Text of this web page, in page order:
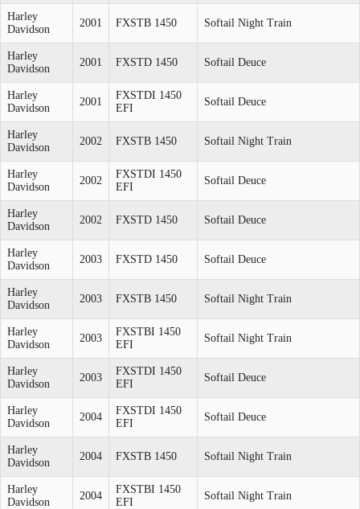
Harley
Davidson
2001 FXSTB 1450 Softail Night Train
Harley
Davidson
2001 FXSTD 1450 Softail Deuce
Harley
Davidson
2001
FXSTDI 1450
EFI
Softail Deuce
Harley
Davidson
2002 FXSTB 1450 Softail Night Train
Harley
Davidson
2002
FXSTDI 1450
EFI
Softail Deuce
Harley
Davidson
2002 FXSTD 1450 Softail Deuce
Harley
Davidson
2003 FXSTD 1450 Softail Deuce
Harley
Davidson
2003 FXSTB 1450 Softail Night Train
Harley
Davidson
2003
FXSTBI 1450
EFI
Softail Night Train
Harley
Davidson
2003
FXSTDI 1450
EFI
Softail Deuce
Harley
Davidson
2004
FXSTDI 1450
EFI
Softail Deuce
Harley
Davidson
2004 FXSTB 1450 Softail Night Train
Harley
Davidson
2004
FXSTBI 1450
EFI
Softail Night Train